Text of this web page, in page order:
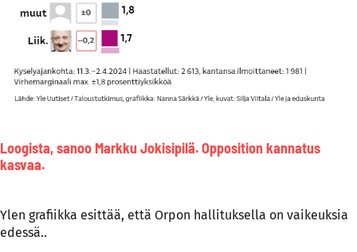
Loogista, sanoo Markku Jokisipilä. Opposition kannatus
kasvaa.
Ylen grafiikka esittää, että Orpon hallituksella on vaikeuksia
edessä..